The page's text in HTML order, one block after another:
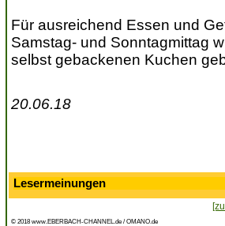
Für ausreichend Essen und
Samstag- und Sonntagmittag
selbst gebackenen Kuchen
20.06.18
Lesermeinungen
© 2018 www.EBERBACH-CHANNEL.de / OMANO.de